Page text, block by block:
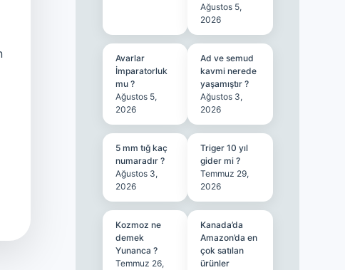
Ağustos 5,
2026
Avarlar
İmparatorluk
mu ?
Ağustos 5,
2026
Ad ve semud
kavmi nerede
yaşamıştır ?
Ağustos 3,
2026
5 mm tığ kaç
numaradır ?
Ağustos 3,
2026
Triger 10 yıl
gider mi ?
Temmuz 29,
2026
Kozmoz ne
demek
Yunanca ?
Temmuz 26,
Kanada’da
Amazon’da en
çok satılan
ürünler